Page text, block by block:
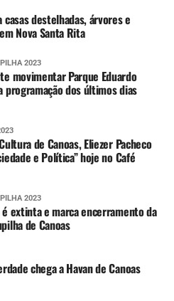
casas destelhadas, árvores e
Nova Santa Rita
2023
movimentar Parque Eduardo
programação dos últimos dias
de Canoas, Eliezer Pacheco
e Política” hoje no Café
2023
é extinta e marca encerramento da
de Canoas
chega a Havan de Canoas